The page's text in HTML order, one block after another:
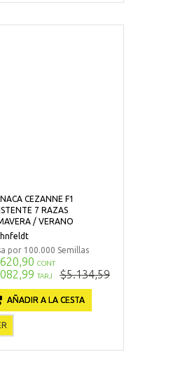
CEZANNE F1
7 RAZAS
/ VERANO
por 100.000 Semillas
CONT
TARJ $5.134,59
AÑADIR A LA CESTA